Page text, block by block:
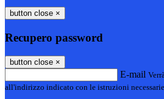
button close ×
Recupero password
button close ×
E-mail
all'indirizzo indicato con le istruzioni